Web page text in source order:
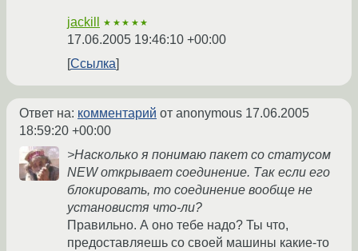
jackill ★★★★★
17.06.2005 19:46:10 +00:00
Ссылка
Ответ на: комментарий от anonymous 17.06.2005
18:59:20 +00:00
>Насколько я понимаю пакет со статусом
NEW открывает соединение. Так если его
блокировать, то соединение вообще не
установистя что-ли?
Правильно. А оно тебе надо? Ты что,
предоставляешь со своей машины какие-то